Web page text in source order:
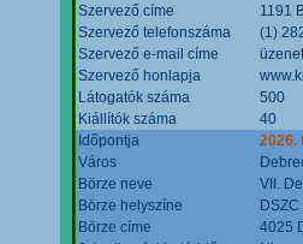
Szervező címe
1191
Szervező telefonszáma
(1)
Szervező e-mail címe
Szervező honlapja
Látogatók száma
500
Kiállítók száma
40
Időpontja
2026.
Város
Börze neve
VII.
Börze helyszíne
Börze címe
4025